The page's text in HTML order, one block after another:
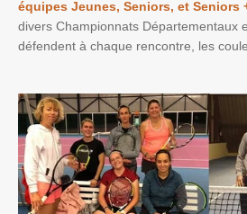
équipes Jeunes, Seniors, et Seniors
divers Championnats Départementaux
défendent à chaque rencontre, les